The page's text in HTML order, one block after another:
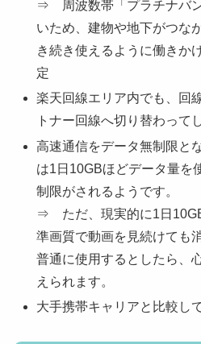
⇒ 周波数帯「プラチナバ
いため、建物や地下がつな
き続き使えるように働きか
定
楽天回線エリア内でも、回
トナー回線へ切り替わって
高速通信をデータ無制限と
は1日10GBほどデータ量を
制限がされるようです。
⇒ ただ、現実的に1日
準画質で動画を見続けても
普通に使用するとしたら、
えられます。
大手携帯キャリアと比較し